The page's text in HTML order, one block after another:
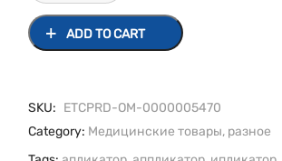
ADD TO CART
SKU: ETCPRD-OM-0000005470
Category: Медицинские товары, разное